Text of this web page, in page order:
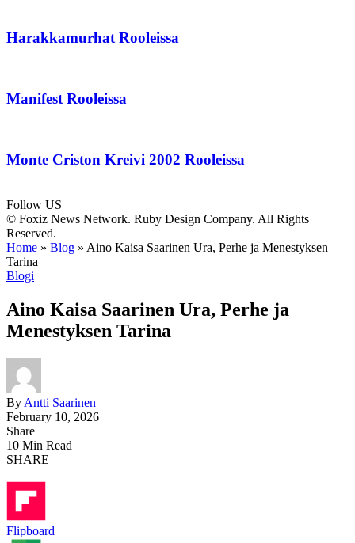
Harakkamurhat Rooleissa
Manifest Rooleissa
Monte Criston Kreivi 2002 Rooleissa
Follow US
© Foxiz News Network. Ruby Design Company. All Rights
Reserved.
Home » Blog » Aino Kaisa Saarinen Ura, Perhe ja Menestyksen
Tarina
Blogi
Aino Kaisa Saarinen Ura, Perhe ja
Menestyksen Tarina
By Antti Saarinen
February 10, 2026
Share
10 Min Read
SHARE
Flipboard